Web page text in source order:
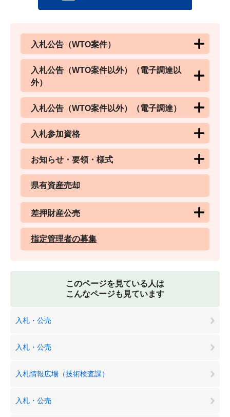
入札公告（WTO案件）
入札公告（WTO案件以外）（電子調達以
外）
入札公告（WTO案件以外）（電子調達）
入札参加資格
お知らせ・要領・様式
県有資産売却
差押財産公売
指定管理者の募集
このページを見ている人は
こんなページも見ています
入札・公売
入札・公売
入札情報広場（技術検査課）
入札・公売